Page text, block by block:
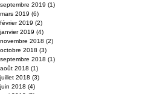
septembre 2019 (1)
mars 2019 (6)
février 2019 (2)
janvier 2019 (4)
novembre 2018 (2)
octobre 2018 (3)
septembre 2018 (1)
août 2018 (1)
juillet 2018 (3)
juin 2018 (4)